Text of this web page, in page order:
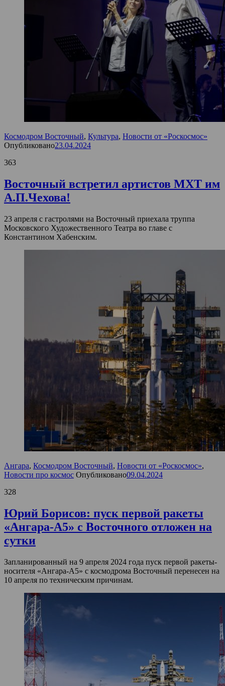
Космодром Восточный, Культура, Новости от «Роскосмос»
Опубликовано23.04.2024
363
Восточный встретил артистов МХТ им
А.П.Чехова!
23 апреля с гастролями на Восточный приехала труппа
Московского Художественного Театра во главе с
Константином Хабенским.
Ангара, Космодром Восточный, Новости от «Роскосмос»,
Новости про космос Опубликовано09.04.2024
328
Юрий Борисов: пуск первой ракеты
«Ангара-А5» с Восточного отложен на
сутки
Запланированный на 9 апреля 2024 года пуск первой ракеты-
носителя «Ангара-А5» с космодрома Восточный перенесен на
10 апреля по техническим причинам.